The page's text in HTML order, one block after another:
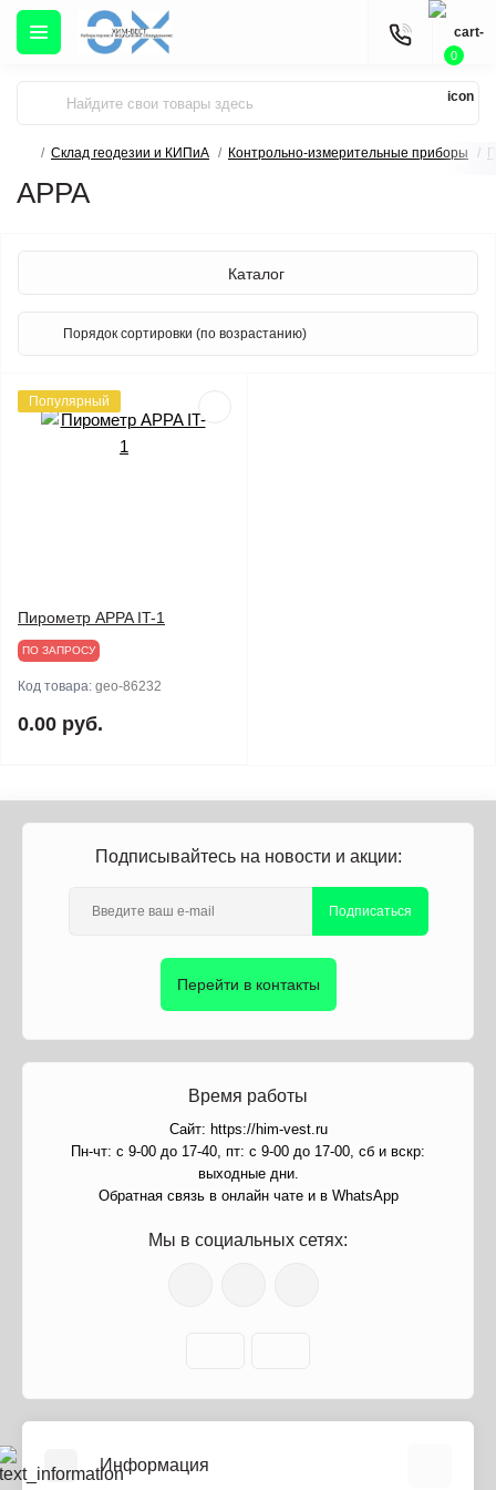
0
Склад геодезии и КИПиА Контрольно-измерительные приборы
APPA
Каталог
Популярный
Пирометр APPA IT-1
ПО ЗАПРОСУ
Код товара: geo-86232
0.00 руб.
Подписывайтесь на новости и акции:
Подписаться
Перейти в контакты
Время работы
Сайт: https://him-vest.ru
Пн-чт: с 9-00 до 17-40, пт: с 9-00 до 17-00, сб и вскр:
выходные дни.
Обратная связь в онлайн чате и в WhatsApp
Мы в социальных сетях:
Информация